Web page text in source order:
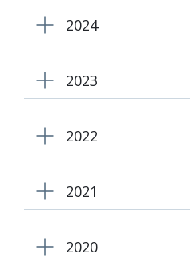
2024
2023
2022
2021
2020